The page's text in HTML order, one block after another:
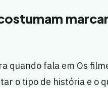
quando fala em Os
o tipo de história e o